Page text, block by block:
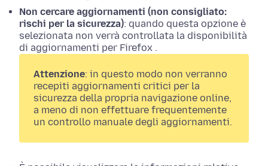
Non cercare aggiornamenti (non consigliato:
rischi per la sicurezza): quando questa opzione è
selezionata non verrà controllata la disponibilità
di aggiornamenti per Firefox .
Attenzione: in questo modo non verranno
recepiti aggiornamenti critici per la
sicurezza della propria navigazione online,
a meno di non effettuare frequentemente
un controllo manuale degli aggiornamenti.